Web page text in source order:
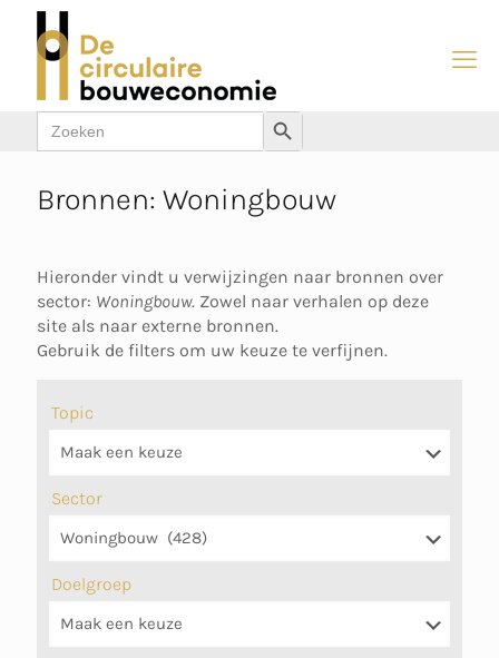
Zoek
naar:
Zoekknop
Bronnen: Woningbouw
Hieronder vindt u verwijzingen naar bronnen over
sector: Woningbouw. Zowel naar verhalen op deze
site als naar externe bronnen.
Gebruik de filters om uw keuze te verfijnen.
Topic
Sector
Doelgroep